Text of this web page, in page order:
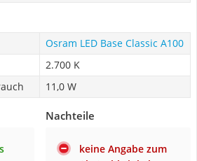
Osram LED Base Classic A100
2.700 K
11,0 W
Nachteile
keine Angabe zum